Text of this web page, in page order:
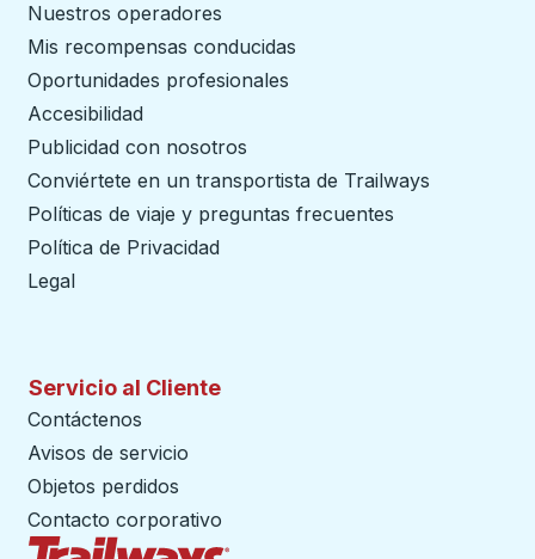
Nuestros operadores
Mis recompensas conducidas
Oportunidades profesionales
Accesibilidad
Publicidad con nosotros
Conviértete en un transportista de Trailways
Políticas de viaje y preguntas frecuentes
Política de Privacidad
Legal
Servicio al Cliente
Contáctenos
Avisos de servicio
Objetos perdidos
Contacto corporativo